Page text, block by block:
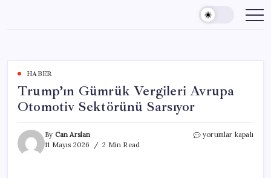
content
HABER
Trump’ın Gümrük Vergileri Avrupa
Otomotiv Sektörünü Sarsıyor
By Can Arslan
11 Mayıs 2026
2 Min Read
Trump’ın
yorumlar kapalı